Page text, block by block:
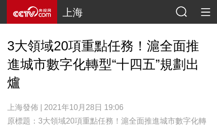
上海
3大領域20項重點任務！滬全面推
進城市數字化轉型“十四五”規劃出
爐
上海發佈 | 2021年10月28日 19:06
原標題：3大領域20項重點任務！滬全面推進城市數字化轉